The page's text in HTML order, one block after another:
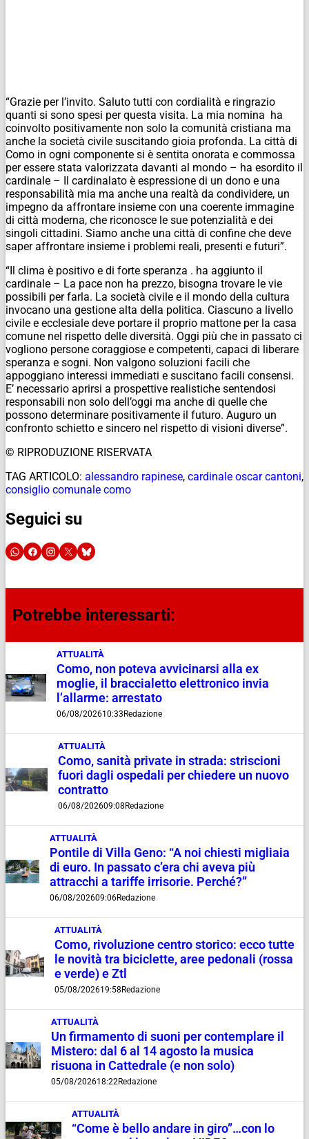
“Grazie per l’invito. Saluto tutti con cordialità e ringrazio
quanti si sono spesi per questa visita. La mia nomina ha
coinvolto positivamente non solo la comunità cristiana ma
anche la società civile suscitando gioia profonda. La città di
Como in ogni componente si è sentita onorata e commossa
per essere stata valorizzata davanti al mondo – ha esordito il
cardinale – Il cardinalato è espressione di un dono e una
responsabilità mia ma anche una realtà da condividere, un
impegno da affrontare insieme con una coerente immagine
di città moderna, che riconosce le sue potenzialità e dei
singoli cittadini. Siamo anche una città di confine che deve
saper affrontare insieme i problemi reali, presenti e futuri”.
“Il clima è positivo e di forte speranza . ha aggiunto il
cardinale – La pace non ha prezzo, bisogna trovare le vie
possibili per farla. La società civile e il mondo della cultura
invocano una gestione alta della politica. Ciascuno a livello
civile e ecclesiale deve portare il proprio mattone per la casa
comune nel rispetto delle diversità. Oggi più che in passato ci
vogliono persone coraggiose e competenti, capaci di liberare
speranza e sogni. Non valgono soluzioni facili che
appoggiano interessi immediati e suscitano facili consensi.
E’ necessario aprirsi a prospettive realistiche sentendosi
responsabili non solo dell’oggi ma anche di quelle che
possono determinare positivamente il futuro. Auguro un
confronto schietto e sincero nel rispetto di visioni diverse”.
© RIPRODUZIONE RISERVATA
TAG ARTICOLO: alessandro rapinese, cardinale oscar cantoni,
consiglio comunale como
Seguici su
Potrebbe interessarti:
ATTUALITÀ
Como, non poteva avvicinarsi alla ex
moglie, il braccialetto elettronico invia
l’allarme: arrestato
06/08/202610:33 Redazione
ATTUALITÀ
Como, sanità private in strada: striscioni
fuori dagli ospedali per chiedere un nuovo
contratto
06/08/202609:08 Redazione
ATTUALITÀ
Pontile di Villa Geno: “A noi chiesti migliaia
di euro. In passato c’era chi aveva più
attracchi a tariffe irrisorie. Perché?”
06/08/202609:06Redazione
ATTUALITÀ
Como, rivoluzione centro storico: ecco tutte
le novità tra biciclette, aree pedonali (rossa
e verde) e Ztl
05/08/202619:58 Redazione
ATTUALITÀ
Un firmamento di suoni per contemplare il
Mistero: dal 6 al 14 agosto la musica
risuona in Cattedrale (e non solo)
05/08/202618:22Redazione
ATTUALITÀ
“Come è bello andare in giro”…con lo